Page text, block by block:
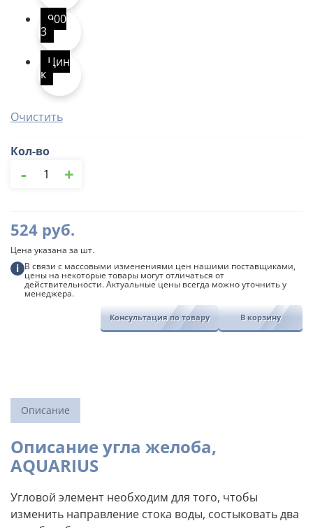
900
3
Цин
к
Очистить
Кол-во
товара
- +
524 руб.
Цена указана за шт.
i В связи с массовыми изменениями цен нашими поставщиками,
цены на некоторые товары могут отличаться от
действительности. Актуальные цены всегда можно уточнить у
менеджера.
Консультация по товару В корзину
Описание
Описание угла желоба,
AQUARIUS
Угловой элемент необходим для того, чтобы
изменить направление стока воды, состыковать два